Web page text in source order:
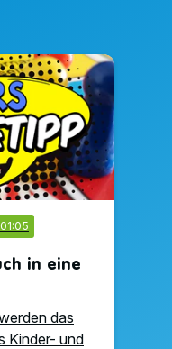
01:05
in eine
das
Kinder- und